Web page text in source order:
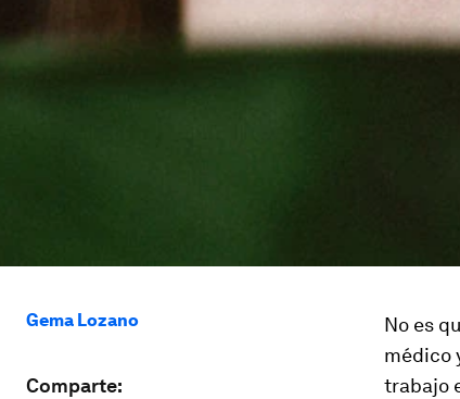
Gema Lozano
Comparte:
No es
médico
trabajo